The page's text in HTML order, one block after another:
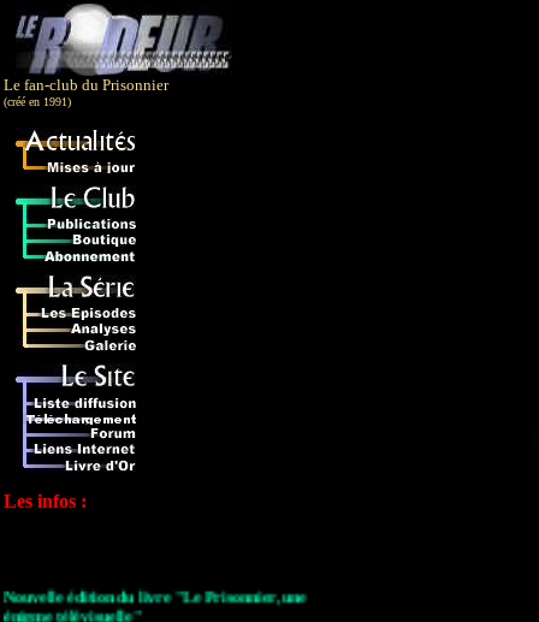
Le fan-club du Prisonnier
(créé en 1991)
Les infos :
Nouvelle édition du livre "Le Prisonnier, une
énigme télévisuelle"